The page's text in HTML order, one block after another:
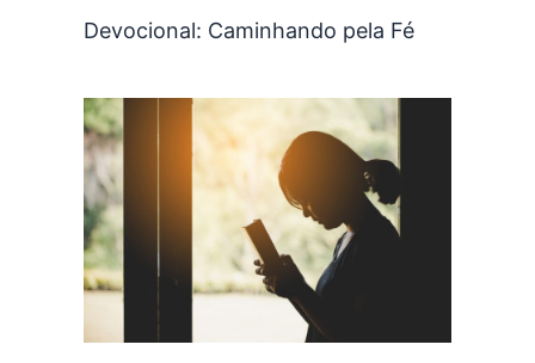
Devocional: Caminhando pela Fé